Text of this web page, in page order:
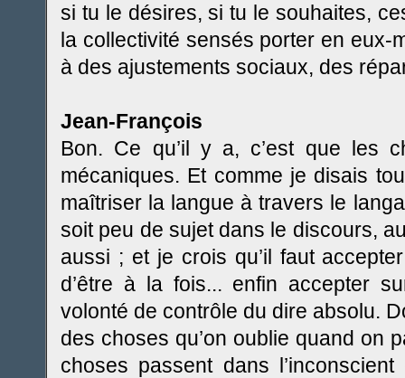
si tu le désires, si tu le souhaites,
la collectivité sensés porter en eux-
à des ajustements sociaux, des
Jean-François
Bon. Ce qu’il y a, c’est que les
mécaniques. Et comme je disais
maîtriser la langue à travers le
soit peu de sujet dans le discours,
aussi ; et je crois qu’il faut
d’être à la fois... enfin accepter
volonté de contrôle du dire absolu.
des choses qu’on oublie quand
choses passent dans